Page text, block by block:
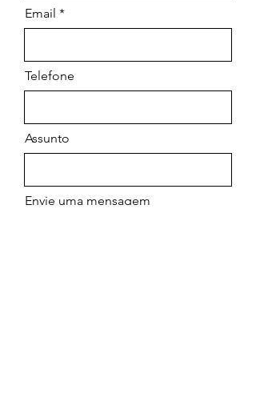
Email
Telefone
Assunto
Envie uma mensagem